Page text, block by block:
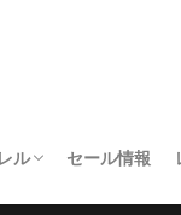
ル セール情報